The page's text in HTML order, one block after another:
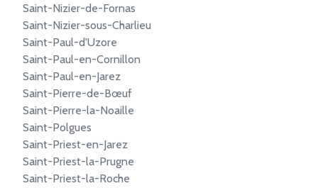
Saint-Nizier-de-Fornas
Saint-Nizier-sous-Charlieu
Saint-Paul-d'Uzore
Saint-Paul-en-Cornillon
Saint-Paul-en-Jarez
Saint-Pierre-de-Bœuf
Saint-Pierre-la-Noaille
Saint-Polgues
Saint-Priest-en-Jarez
Saint-Priest-la-Prugne
Saint-Priest-la-Roche